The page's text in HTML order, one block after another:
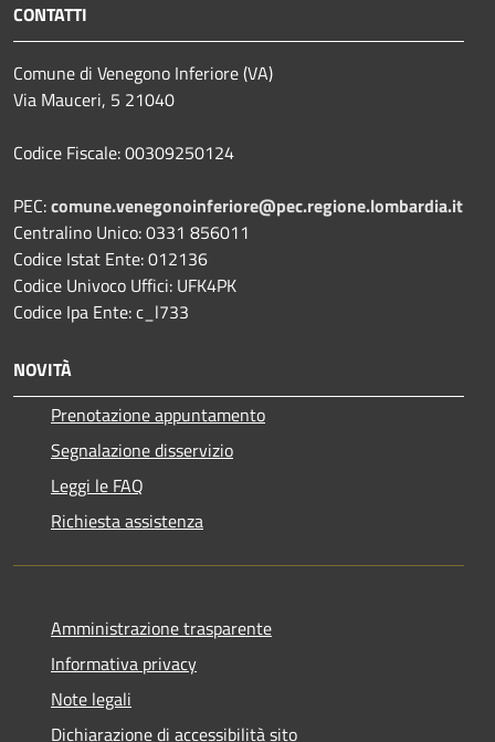
CONTATTI
Comune di Venegono Inferiore (VA)
Via Mauceri, 5 21040
Codice Fiscale: 00309250124
PEC:comune.venegonoinferiore@pec.regione.lombardia.it
Centralino Unico: 0331 856011
Codice Istat Ente: 012136
Codice Univoco Uffici: UFK4PK
Codice Ipa Ente: c_l733
NOVITÀ
Prenotazione appuntamento
Segnalazione disservizio
Leggi le FAQ
Richiesta assistenza
Amministrazione trasparente
Informativa privacy
Note legali
Dichiarazione di accessibilità sito